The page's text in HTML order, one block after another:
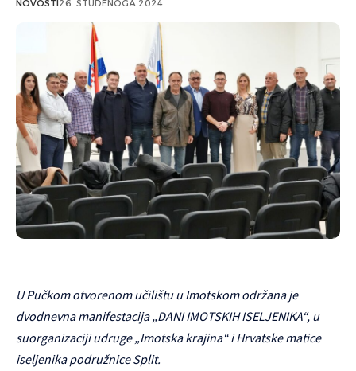
NOVOSTI26. STUDENOGA 2024.
U Pučkom otvorenom učilištu u Imotskom održana je
dvodnevna manifestacija „DANI IMOTSKIH ISELJENIKA“, u
suorganizaciji udruge „Imotska krajina“ i Hrvatske matice
iseljenika podružnice Split.